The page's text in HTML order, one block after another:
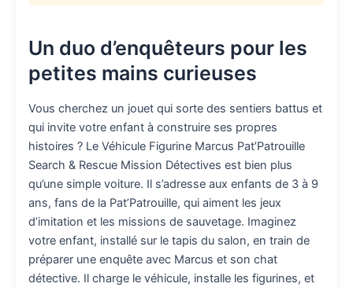
Un duo d’enquêteurs pour les
petites mains curieuses
Vous cherchez un jouet qui sorte des sentiers battus et
qui invite votre enfant à construire ses propres
histoires ? Le Véhicule Figurine Marcus Pat’Patrouille
Search & Rescue Mission Détectives est bien plus
qu’une simple voiture. Il s’adresse aux enfants de 3 à 9
ans, fans de la Pat’Patrouille, qui aiment les jeux
d’imitation et les missions de sauvetage. Imaginez
votre enfant, installé sur le tapis du salon, en train de
préparer une enquête avec Marcus et son chat
détective. Il charge le véhicule, installe les figurines, et